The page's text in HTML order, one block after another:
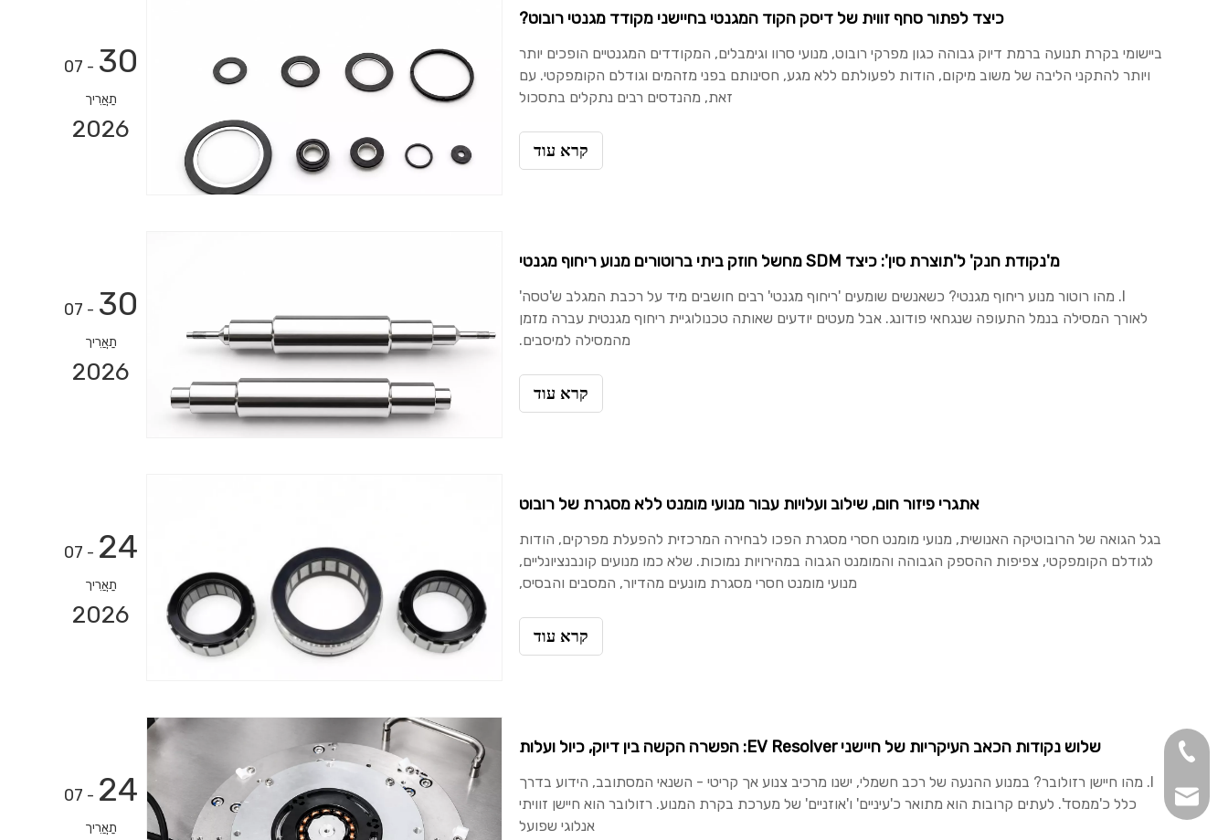
30
- 07
תַאֲרִיך
2026
כיצד לפתור סחף זווית של דיסק הקוד המגנטי בחיישני מקודד מגנטי רובוט?
ביישומי בקרת תנועה ברמת דיוק גבוהה כגון מפרקי רובוט, מנועי סרוו וגימבלים, המקודדים המגנטיים הופכים יותר
ויותר להתקני הליבה של משוב מיקום, הודות לפעולתם ללא מגע, חסינותם בפני מזהמים וגודלם הקומפקטי. עם
זאת, מהנדסים רבים נתקלים בתסכול
קרא עוד
30
- 07
תַאֲרִיך
2026
מ'נקודת חנק' ל'תוצרת סין': כיצד SDM מחשל חוזק ביתי ברוטורים מנוע ריחוף מגנטי
I. מהו רוטור מנוע ריחוף מגנטי? כשאנשים שומעים 'ריחוף מגנטי' רבים חושבים מיד על רכבת המגלב ש'טסה'
לאורך המסילה בנמל התעופה שנגחאי פודונג. אבל מעטים יודעים שאותה טכנולוגיית ריחוף מגנטית עברה מזמן
מהמסילה למיסבים.
קרא עוד
24
- 07
תַאֲרִיך
2026
אתגרי פיזור חום, שילוב ועלויות עבור מנועי מומנט ללא מסגרת של רובוט
בגל הגואה של הרובוטיקה האנושית, מנועי מומנט חסרי מסגרת הפכו לבחירה המרכזית להפעלת מפרקים, הודות
לגודלם הקומפקטי, צפיפות ההספק הגבוהה והמומנט הגבוה במהירויות נמוכות. שלא כמו מנועים קונבנציונליים,
מנועי מומנט חסרי מסגרת מונעים מהדיור, המסבים והבסיס,
קרא עוד
24
- 07
תַאֲרִיך
שלוש נקודות הכאב העיקריות של חיישני EV Resolver: הפשרה הקשה בין דיוק, כיול ועלות
I. מהו חיישן רזולובר? במנוע ההנעה של רכב חשמלי, ישנו מרכיב צנוע אך קריטי - השנאי המסתובב, הידוע בדרך
כלל כ'ממסד'. לעתים קרובות הוא מתואר כ'עיניים' ו'אוזניים' של מערכת בקרת המנוע. רזולובר הוא חיישן זוויתי
אנלוגי שפועל
+86-138-5712-